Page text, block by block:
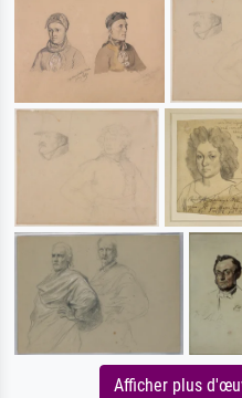
Afficher plus